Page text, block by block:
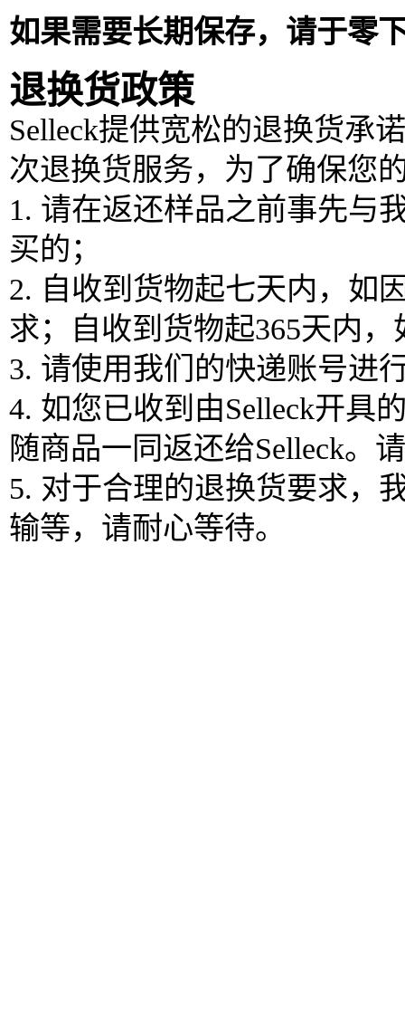
如果需要长期保存，请于零
退换货政策
Selleck提供宽松的退换货承
次退换货服务，为了确保您
1. 请在返还样品之前事先与
买的；
2. 自收到货物起七天内，如
求；自收到货物起365天内
3. 请使用我们的快递账号进
4. 如您已收到由Selleck开具
随商品一同返还给Selleck。
5. 对于合理的退换货要求，
输等，请耐心等待。